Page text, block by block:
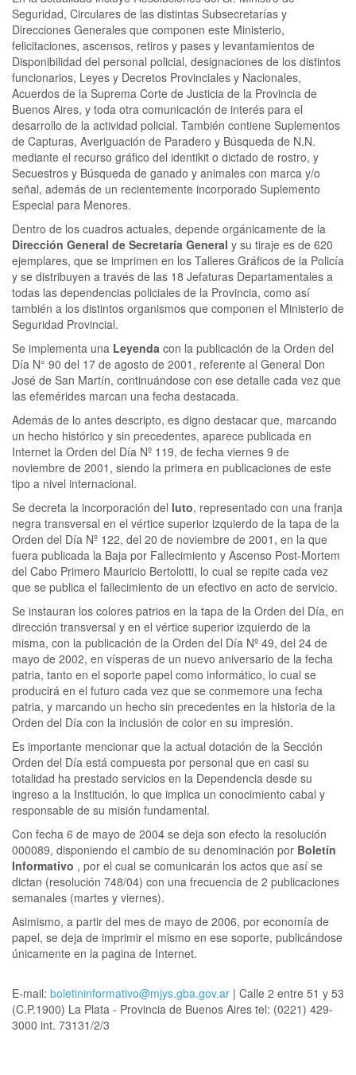
Seguridad, Circulares de las distintas Subsecretarías y
Direcciones Generales que componen este Ministerio,
felicitaciones, ascensos, retiros y pases y levantamientos de
Disponibilidad del personal policial, designaciones de los distintos
funcionarios, Leyes y Decretos Provinciales y Nacionales,
Acuerdos de la Suprema Corte de Justicia de la Provincia de
Buenos Aires, y toda otra comunicación de interés para el
desarrollo de la actividad policial. También contiene Suplementos
de Capturas, Averiguación de Paradero y Búsqueda de N.N.
mediante el recurso gráfico del identikit o dictado de rostro, y
Secuestros y Búsqueda de ganado y animales con marca y/o
señal, además de un recientemente incorporado Suplemento
Especial para Menores.
Dentro de los cuadros actuales, depende orgánicamente de la
Dirección General de Secretaría General y su tiraje es de 620
ejemplares, que se imprimen en los Talleres Gráficos de la Policía
y se distribuyen a través de las 18 Jefaturas Departamentales a
todas las dependencias policiales de la Provincia, como así
también a los distintos organismos que componen el Ministerio de
Seguridad Provincial.
Se implementa una Leyenda con la publicación de la Orden del
Día N° 90 del 17 de agosto de 2001, referente al General Don
José de San Martín, continuándose con ese detalle cada vez que
las efemérides marcan una fecha destacada.
Además de lo antes descripto, es digno destacar que, marcando
un hecho histórico y sin precedentes, aparece publicada en
Internet la Orden del Día Nº 119, de fecha viernes 9 de
noviembre de 2001, siendo la primera en publicaciones de este
tipo a nivel internacional.
Se decreta la incorporación del luto, representado con una franja
negra transversal en el vértice superior izquierdo de la tapa de la
Orden del Día Nº 122, del 20 de noviembre de 2001, en la que
fuera publicada la Baja por Fallecimiento y Ascenso Post-Mortem
del Cabo Primero Mauricio Bertolotti, lo cual se repite cada vez
que se publica el fallecimiento de un efectivo en acto de servicio.
Se instauran los colores patrios en la tapa de la Orden del Día, en
dirección transversal y en el vértice superior izquierdo de la
misma, con la publicación de la Orden del Día Nº 49, del 24 de
mayo de 2002, en vísperas de un nuevo aniversario de la fecha
patria, tanto en el soporte papel como informático, lo cual se
producirá en el futuro cada vez que se conmemore una fecha
patria, y marcando un hecho sin precedentes en la historia de la
Orden del Día con la inclusión de color en su impresión.
Es importante mencionar que la actual dotación de la Sección
Orden del Día está compuesta por personal que en casi su
totalidad ha prestado servicios en la Dependencia desde su
ingreso a la Institución, lo que implica un conocimiento cabal y
responsable de su misión fundamental.
Con fecha 6 de mayo de 2004 se deja son efecto la resolución
000089, disponiendo el cambio de su denominación por Boletín
Informativo , por el cual se comunicarán los actos que así se
dictan (resolución 748/04) con una frecuencia de 2 publicaciones
semanales (martes y viernes).
Asimismo, a partir del mes de mayo de 2006, por economía de
papel, se deja de imprimir el mismo en ese soporte, publicándose
únicamente en la pagina de Internet.
E-mail: boletininformativo@mjys.gba.gov.ar | Calle 2 entre 51 y 53
(C.P.1900) La Plata - Provincia de Buenos Aires tel: (0221) 429-
3000 int. 73131/2/3